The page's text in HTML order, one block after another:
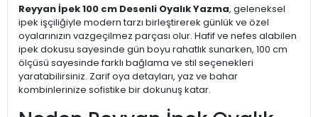
Reyyan İpek 100 cm Desenli Oyalık Yazma, geleneksel
ipek işçiliğiyle modern tarzı birleştirerek günlük ve özel
oyalarınızın vazgeçilmez parçası olur. Hafif ve nefes alabilen
ipek dokusu sayesinde gün boyu rahatlık sunarken, 100 cm
ölçüsü sayesinde farklı bağlama ve stil seçenekleri
yaratabilirsiniz. Zarif oya detayları, yaz ve bahar
kombinlerinize sofistike bir dokunuş katar.